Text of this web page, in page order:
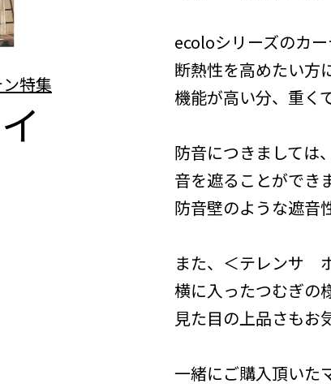
ecoloシリーズのカー
断熱性を高めたい方
機能が高い分、重く
防音につきましては
音を遮ることができ
防音壁のような遮音
また、＜テレンサ
横に入ったつむぎの
見た目の上品さもお
一緒にご購入頂いた